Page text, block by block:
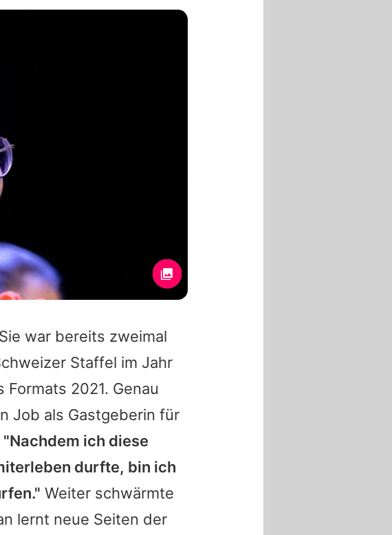
war bereits zweimal
Staffel im Jahr
2021. Genau
Job als Gastgeberin für
"Nachdem ich diese
durfte, bin ich
Weiter schwärmte
lernt neue Seiten der